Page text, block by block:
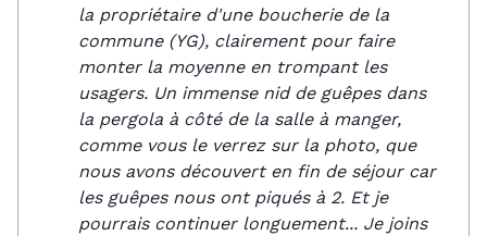
la propriétaire d'une boucherie de la
commune (YG), clairement pour faire
monter la moyenne en trompant les
usagers. Un immense nid de guêpes dans
la pergola à côté de la salle à manger,
comme vous le verrez sur la photo, que
nous avons découvert en fin de séjour car
les guêpes nous ont piqués à 2. Et je
pourrais continuer longuement... Je joins